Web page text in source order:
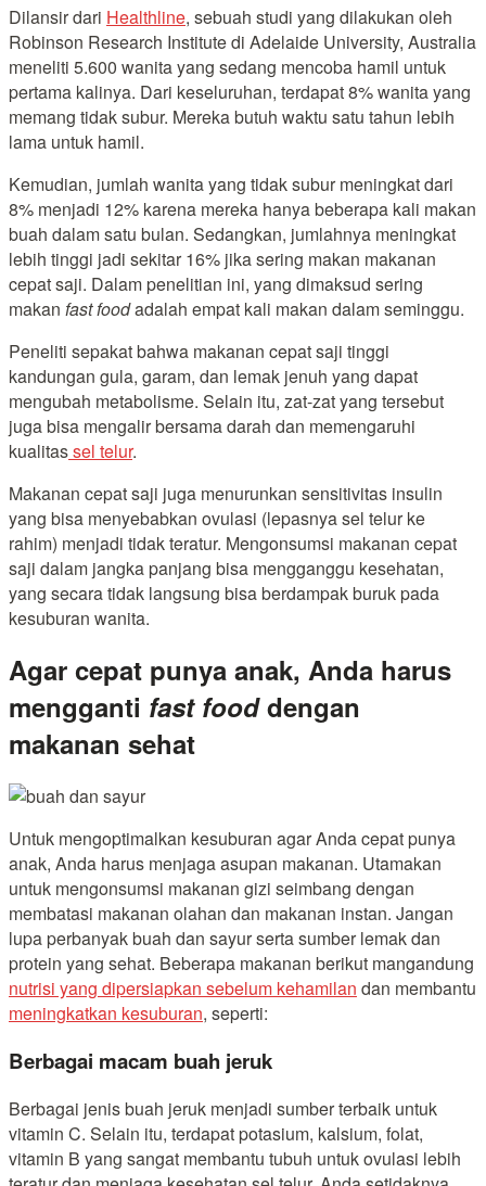
Dilansir dari Healthline, sebuah studi yang dilakukan oleh
Robinson Research Institute di Adelaide University, Australia
meneliti 5.600 wanita yang sedang mencoba hamil untuk
pertama kalinya. Dari keseluruhan, terdapat 8% wanita yang
memang tidak subur. Mereka butuh waktu satu tahun lebih
lama untuk hamil.
Kemudian, jumlah wanita yang tidak subur meningkat dari
8% menjadi 12% karena mereka hanya beberapa kali makan
buah dalam satu bulan. Sedangkan, jumlahnya meningkat
lebih tinggi jadi sekitar 16% jika sering makan makanan
cepat saji. Dalam penelitian ini, yang dimaksud sering
makan fast foodadalah empat kali makan dalam seminggu.
Peneliti sepakat bahwa makanan cepat saji tinggi
kandungan gula, garam, dan lemak jenuh yang dapat
mengubah metabolisme. Selain itu, zat-zat yang tersebut
juga bisa mengalir bersama darah dan memengaruhi
kualitassel telur.
Makanan cepat saji juga menurunkan sensitivitas insulin
yang bisa menyebabkan ovulasi (lepasnya sel telur ke
rahim) menjadi tidak teratur. Mengonsumsi makanan cepat
saji dalam jangka panjang bisa mengganggu kesehatan,
yang secara tidak langsung bisa berdampak buruk pada
kesuburan wanita.
Agar cepat punya anak, Anda harus
mengganti fast fooddengan
makanan sehat
Untuk mengoptimalkan kesuburan agar Anda cepat punya
anak, Anda harus menjaga asupan makanan. Utamakan
untuk mengonsumsi makanan gizi seimbang dengan
membatasi makanan olahan dan makanan instan. Jangan
lupa perbanyak buah dan sayur serta sumber lemak dan
protein yang sehat. Beberapa makanan berikut mangandung
nutrisi yang dipersiapkan sebelum kehamilan dan membantu
meningkatkan kesuburan, seperti:
Berbagai macam buah jeruk
Berbagai jenis buah jeruk menjadi sumber terbaik untuk
vitamin C. Selain itu, terdapat potasium, kalsium, folat,
vitamin B yang sangat membantu tubuh untuk ovulasi lebih